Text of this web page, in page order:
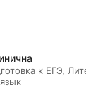
к ЕГЭ,